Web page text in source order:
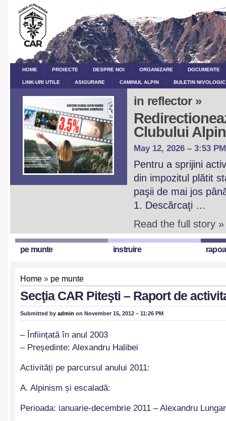
HOME PROIECTE DESPRE NOI ORGANIZARE DOCUMENTE
LINK-URI UTILE ASIGURARE CAMINUL ALPIN BULETIN
in reflector »
Clubului
May 12, 2026 – 3:53 PM
Pentru a sprijini
din impozitul plătit
paşii de mai jos
1. Descărcaţi …
Read the full story »
pe munte instruire
Home » pe munte
Secţia CAR Piteşti – Raport de
Submitted by admin on November 15, 2012 – 11:26 PM
– Înființată în anul 2003
– Președinte: Alexandru Halibei
Activități pe parcursul anului 2011:
A. Alpinism și escaladă:
Perioada: ianuarie-decembrie 2011 – Alexandru